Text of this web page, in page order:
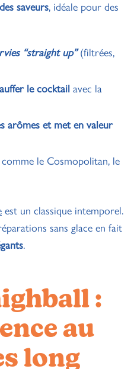
saveurs, idéale pour des
“straight up”(filtrées,
le cocktail avec la
arômes et met en valeur
comme le Cosmopolitan, le
est un classique intemporel.
sans glace en fait
.
:
au
long